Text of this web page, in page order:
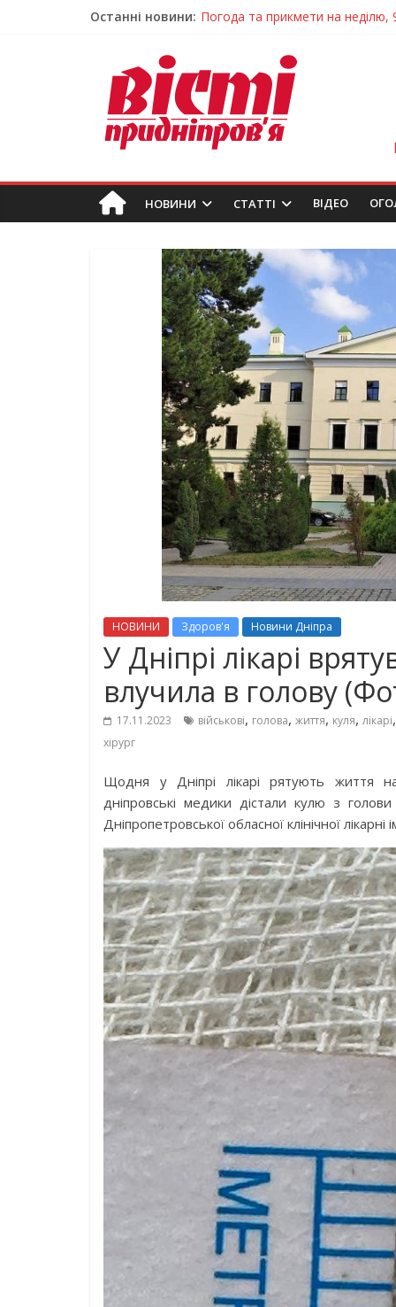
Останні новини: Говорити про воду без паніки:
У Дніпрі триває масштабна
Пошуки тривають: на
Погода та прикмети на неділю,
НОВИНИ СТАТТІ ВIДЕО
НОВИНИ Здоров'я Новини Дніпра
У Дніпрі лікарі
влучила в голову
17.11.2023 військові, голова, життя, куля, лікарі,
хірург
Щодня у Дніпрі лікарі рятують життя
дніпровські медики дістали кулю з
Дніпропетровської обласної клінічної